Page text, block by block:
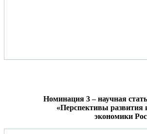
Номинация 3 – научная
«Перспективы развития
экономики